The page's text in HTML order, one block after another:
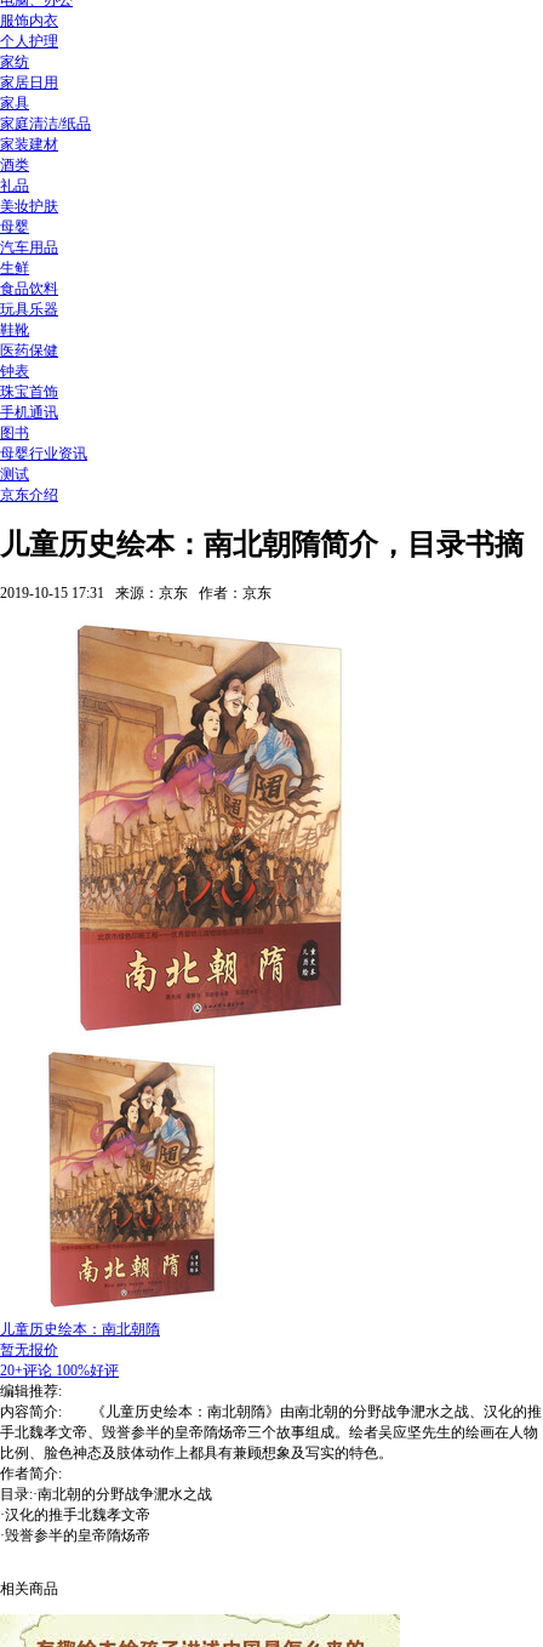
服饰内衣
个人护理
家纺
家居日用
家具
家庭清洁/纸品
家装建材
酒类
礼品
美妆护肤
母婴
汽车用品
生鲜
食品饮料
玩具乐器
鞋靴
医药保健
钟表
珠宝首饰
手机通讯
图书
母婴行业资讯
测试
京东介绍
儿童历史绘本：南北朝隋简介，目录书摘
2019-10-15 17:31 来源：京东 作者：京东
儿童历史绘本：南北朝隋
暂无报价
20+评论 100%好评
编辑推荐:
内容简介: 《儿童历史绘本：南北朝隋》由南北朝的分野战争淝水之战、汉化的推
手北魏孝文帝、毁誉参半的皇帝隋炀帝三个故事组成。绘者吴应坚先生的绘画在人物
比例、脸色神态及肢体动作上都具有兼顾想象及写实的特色。
作者简介:
目录:·南北朝的分野战争淝水之战
·汉化的推手北魏孝文帝
·毁誉参半的皇帝隋炀帝
相关商品